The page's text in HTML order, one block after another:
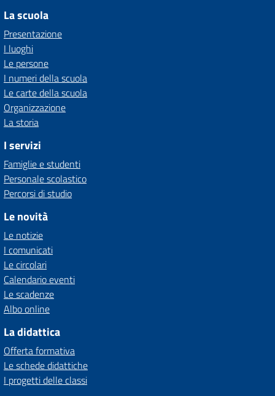
La scuola
Presentazione
I luoghi
Le persone
I numeri della scuola
Le carte della scuola
Organizzazione
La storia
I servizi
Famiglie e studenti
Personale scolastico
Percorsi di studio
Le novità
Le notizie
I comunicati
Le circolari
Calendario eventi
Le scadenze
Albo online
La didattica
Offerta formativa
Le schede didattiche
I progetti delle classi